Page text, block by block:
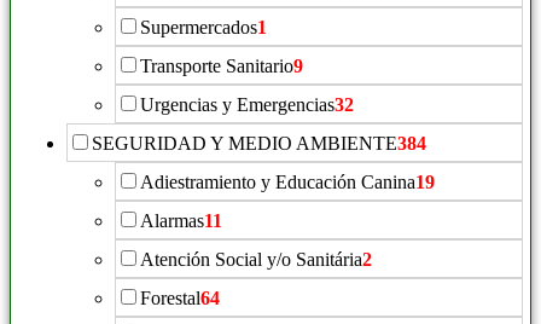
Supermercados1
Transporte Sanitario9
Urgencias y Emergencias32
SEGURIDAD Y MEDIO AMBIENTE384
Adiestramiento y Educación Canina19
Alarmas11
Atención Social y/o Sanitária2
Forestal64